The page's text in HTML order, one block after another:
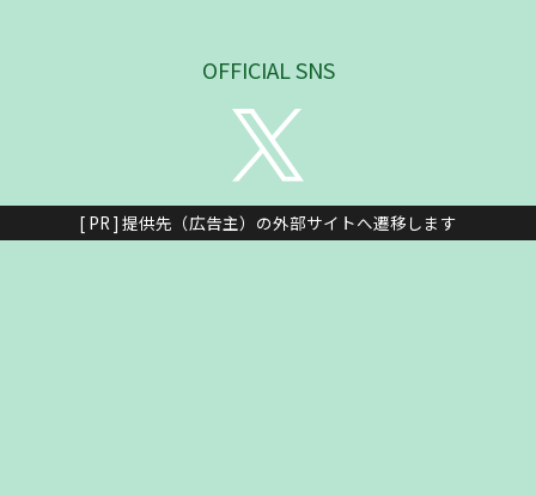
OFFICIAL SNS
[ PR ] 提供先（広告主）の外部サイトへ遷移します